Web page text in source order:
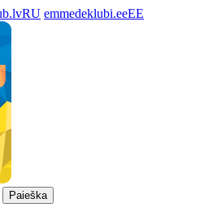
RU emmedeklubi.eeEE
Paieška